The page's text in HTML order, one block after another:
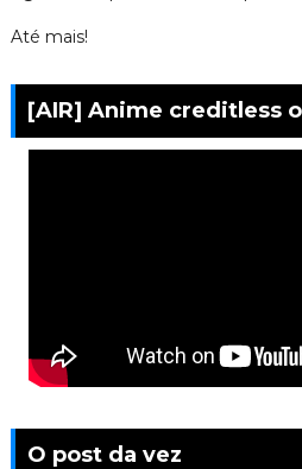
Até mais!
[AIR] Anime creditless
O post da vez